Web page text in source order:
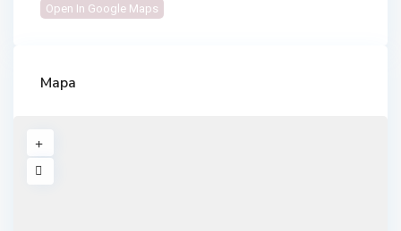
Open In Google Maps
Mapa